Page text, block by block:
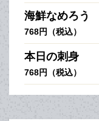
海鮮なめろう
768円（税込）
本日の刺身
768円（税込）